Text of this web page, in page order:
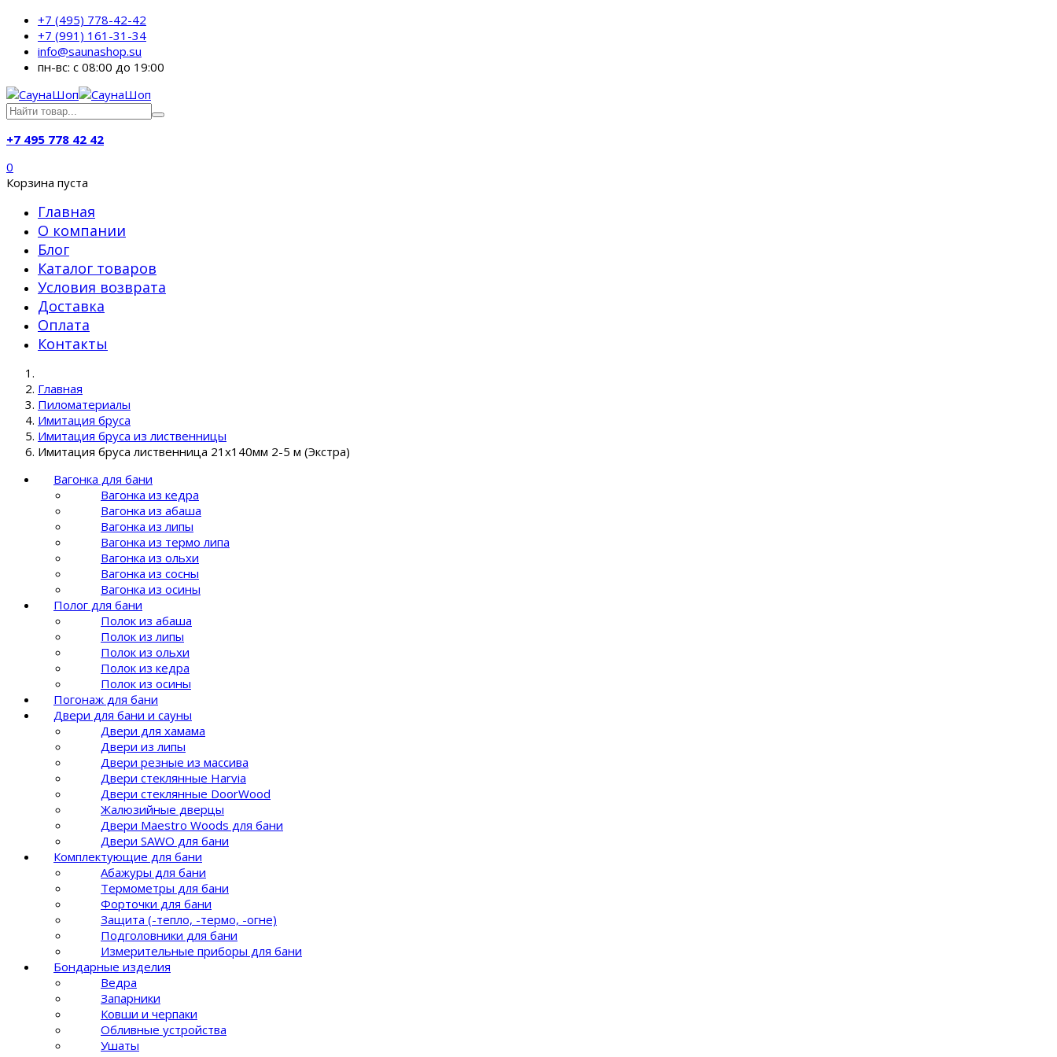
+7 (495) 778-42-42
+7 (991) 161-31-34
info@saunashop.su
пн-вс: с 08:00 до 19:00
+7 495 778 42 42
0
Корзина пуста
Главная
О компании
Блог
Каталог товаров
Условия возврата
Доставка
Оплата
Контакты
Главная
Пиломатериалы
Имитация бруса
Имитация бруса из лиственницы
Имитация бруса лиственница 21х140мм 2-5 м (Экстра)
Вагонка для бани
Вагонка из кедра
Вагонка из абаша
Вагонка из липы
Вагонка из термо липа
Вагонка из ольхи
Вагонка из сосны
Вагонка из осины
Полог для бани
Полок из абаша
Полок из липы
Полок из ольхи
Полок из кедра
Полок из осины
Погонаж для бани
Двери для бани и сауны
Двери для хамама
Двери из липы
Двери резные из массива
Двери стеклянные Harvia
Двери стеклянные DoorWood
Жалюзийные дверцы
Двери Maestro Woods для бани
Двери SAWO для бани
Комплектующие для бани
Абажуры для бани
Термометры для бани
Форточки для бани
Защита (-тепло, -термо, -огне)
Подголовники для бани
Измерительные приборы для бани
Бондарные изделия
Ведра
Запарники
Ковши и черпаки
Обливные устройства
Ушаты